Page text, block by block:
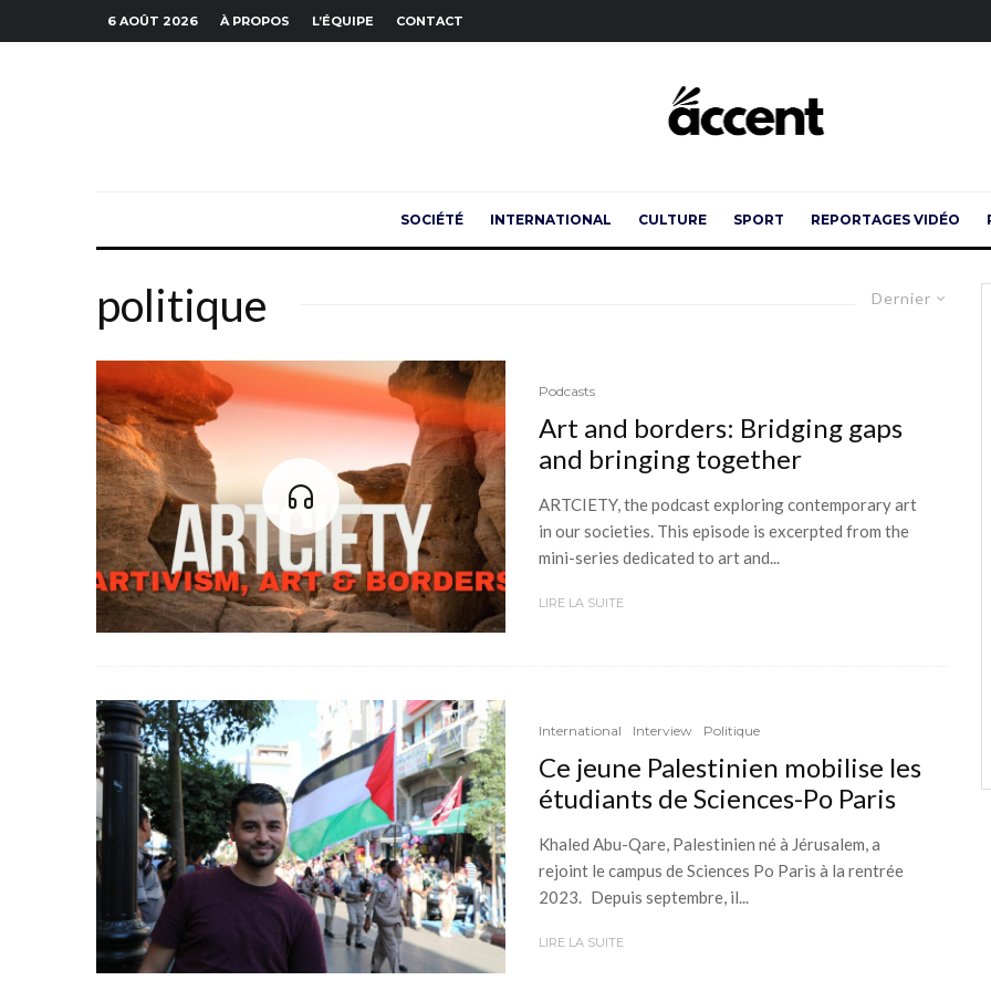
6 AOÛT 2026 À PROPOS L’ÉQUIPE CONTACT
SOCIÉTÉ INTERNATIONAL CULTURE SPORT REPORTAGES VIDÉO
Dernier
politique
Podcasts
Art and borders: Bridging gaps
and bringing together
ARTCIETY, the podcast exploring contemporary art
in our societies. This episode is excerpted from the
mini-series dedicated to art and...
LIRE LA SUITE
International Interview Politique
Ce jeune Palestinien mobilise les
étudiants de Sciences-Po Paris
Khaled Abu-Qare, Palestinien né à Jérusalem, a
rejoint le campus de Sciences Po Paris à la rentrée
2023. Depuis septembre, il...
LIRE LA SUITE